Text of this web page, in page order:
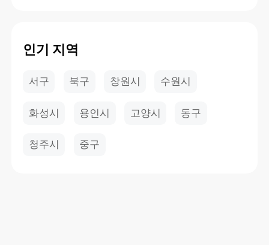
인기 지역
서구 북구 창원시 수원시
화성시 용인시 고양시 동구
청주시 중구